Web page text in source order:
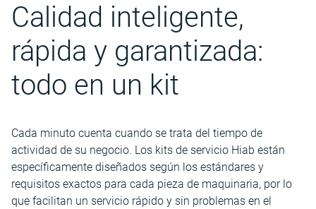
Calidad inteligente,
rápida y garantizada:
todo en un kit
Cada minuto cuenta cuando se trata del tiempo de
actividad de su negocio. Los kits de servicio Hiab están
específicamente diseñados según los estándares y
requisitos exactos para cada pieza de maquinaria, por lo
que facilitan un servicio rápido y sin problemas en el